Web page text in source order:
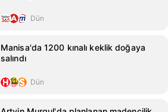
Dün
Manisa'da 1200 kınalı keklik doğaya
salındı
Dün